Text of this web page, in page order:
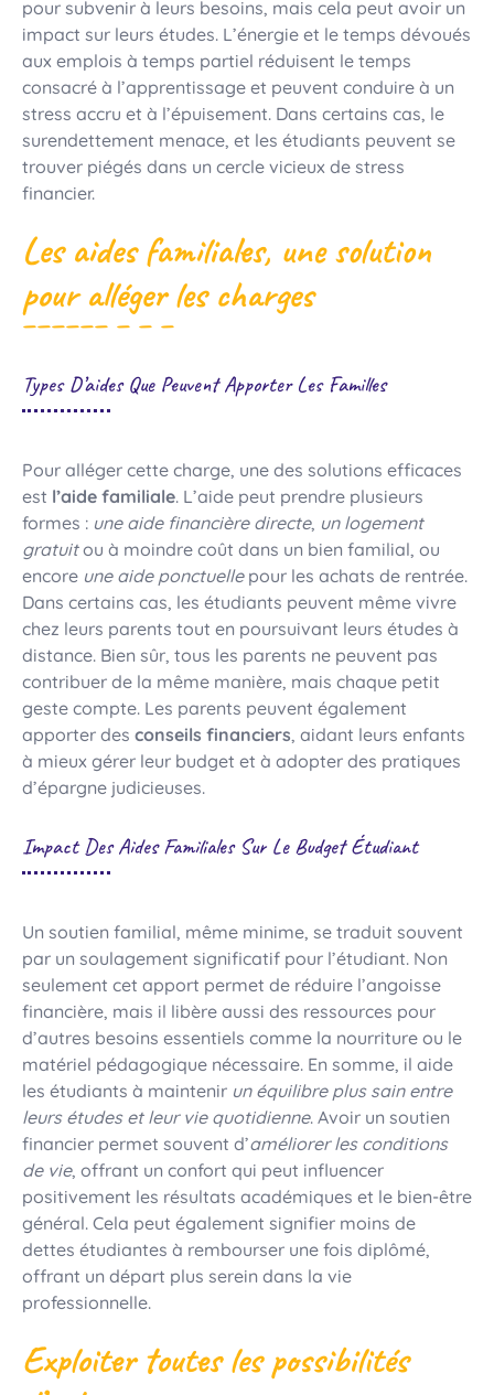
pour subvenir à leurs besoins, mais cela peut avoir un
impact sur leurs études. L’énergie et le temps dévoués
aux emplois à temps partiel réduisent le temps
consacré à l’apprentissage et peuvent conduire à un
stress accru et à l’épuisement. Dans certains cas, le
surendettement menace, et les étudiants peuvent se
trouver piégés dans un cercle vicieux de stress
financier.
Les aides familiales, une solution
pour alléger les charges
Types D’aides Que Peuvent Apporter Les Familles
Pour alléger cette charge, une des solutions efficaces
est l’aide familiale. L’aide peut prendre plusieurs
formes : une aide financière directe, un logement
gratuitou à moindre coût dans un bien familial, ou
encore une aide ponctuellepour les achats de rentrée.
Dans certains cas, les étudiants peuvent même vivre
chez leurs parents tout en poursuivant leurs études à
distance. Bien sûr, tous les parents ne peuvent pas
contribuer de la même manière, mais chaque petit
geste compte. Les parents peuvent également
apporter des conseils financiers, aidant leurs enfants
à mieux gérer leur budget et à adopter des pratiques
d’épargne judicieuses.
Impact Des Aides Familiales Sur Le Budget Étudiant
Un soutien familial, même minime, se traduit souvent
par un soulagement significatif pour l’étudiant. Non
seulement cet apport permet de réduire l’angoisse
financière, mais il libère aussi des ressources pour
d’autres besoins essentiels comme la nourriture ou le
matériel pédagogique nécessaire. En somme, il aide
les étudiants à maintenir un équilibre plus sain entre
leurs études et leur vie quotidienne. Avoir un soutien
financier permet souvent d’améliorer les conditions
de vie, offrant un confort qui peut influencer
positivement les résultats académiques et le bien-être
général. Cela peut également signifier moins de
dettes étudiantes à rembourser une fois diplômé,
offrant un départ plus serein dans la vie
professionnelle.
Exploiter toutes les possibilités